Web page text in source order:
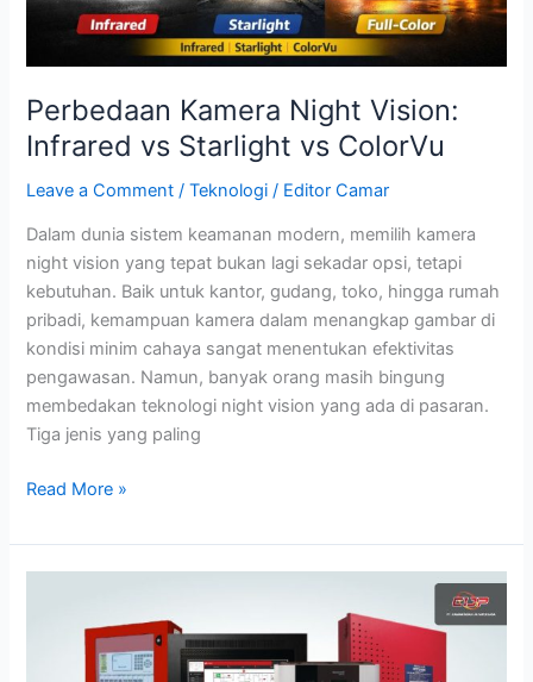
Perbedaan Kamera Night Vision:
Infrared vs Starlight vs ColorVu
Leave a Comment /Teknologi / Editor Camar
Dalam dunia sistem keamanan modern, memilih kamera
night vision yang tepat bukan lagi sekadar opsi, tetapi
kebutuhan. Baik untuk kantor, gudang, toko, hingga rumah
pribadi, kemampuan kamera dalam menangkap gambar di
kondisi minim cahaya sangat menentukan efektivitas
pengawasan. Namun, banyak orang masih bingung
membedakan teknologi night vision yang ada di pasaran.
Tiga jenis yang paling
Read More »
Kebakaran
Otomatis: